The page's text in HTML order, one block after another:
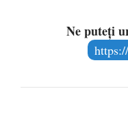
Ne puteți